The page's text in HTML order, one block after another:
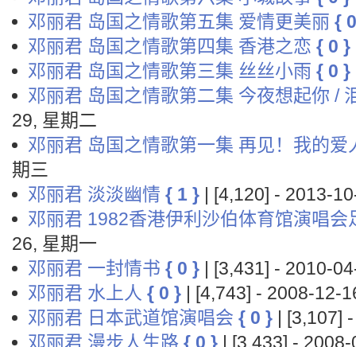
邓丽君 岛国之情歌第五集 爱情更美丽 {
邓丽君 岛国之情歌第四集 香港之恋 { 0 }
邓丽君 岛国之情歌第三集 丝丝小雨 { 0 }
邓丽君 岛国之情歌第二集 今夜想起你 /
29, 星期二
邓丽君 岛国之情歌第一集 再见！我的爱
期三
邓丽君 淡淡幽情 { 1 } | [4,120] - 2013-
邓丽君 1982香港伊利沙伯体育馆演唱会
26, 星期一
邓丽君 一封情书 { 0 } | [3,431] - 2010-
邓丽君 水上人 { 0 } | [4,743] - 2008-12-
邓丽君 日本武道馆演唱会 { 0 } | [3,107]
邓丽君 漫步人生路 { 0 } | [3,433] -